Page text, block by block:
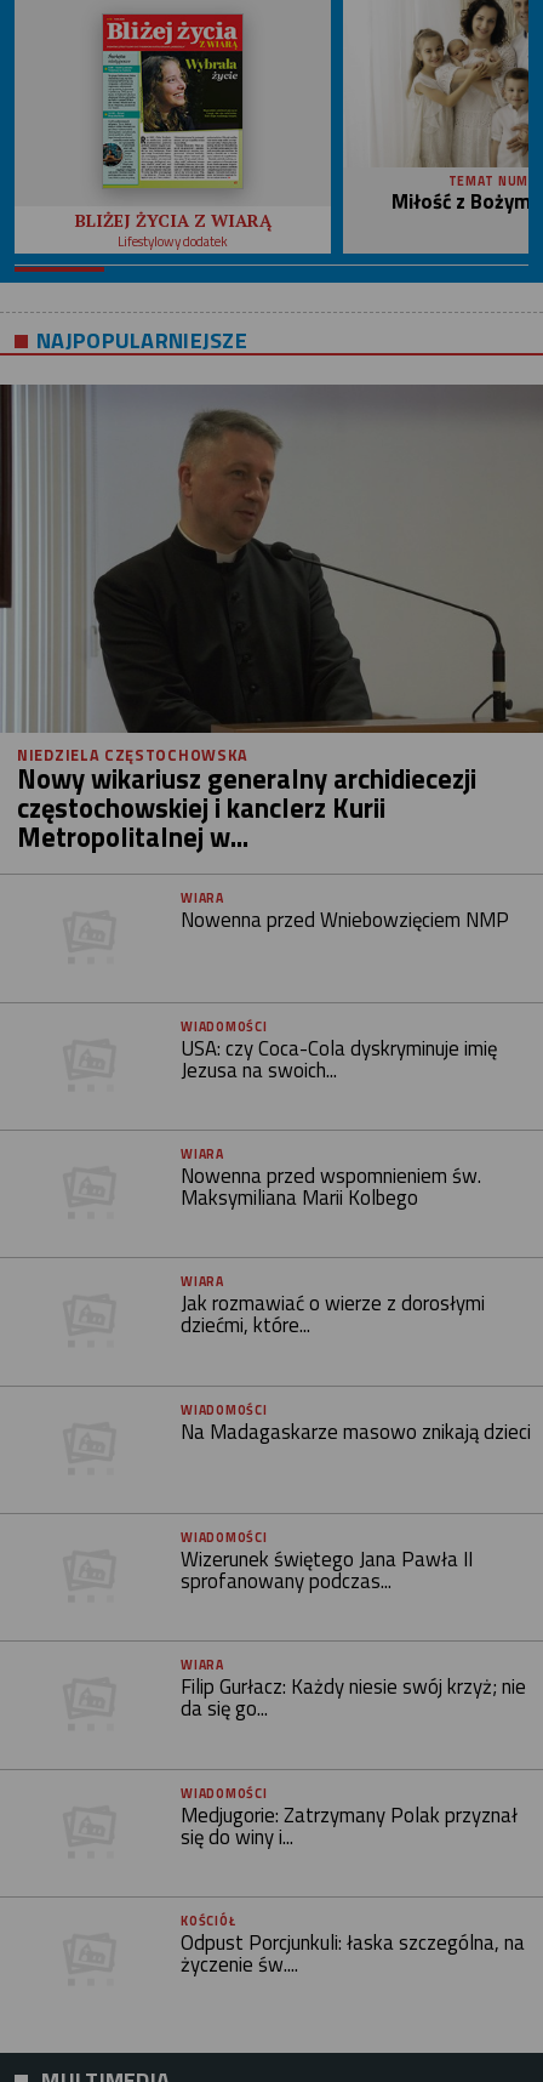
BLIŻEJ ŻYCIA Z WIARĄ
Lifestylowy dodatek
TEMAT
Miłość z
NAJPOPULARNIEJSZE
NIEDZIELA CZĘSTOCHOWSKA
Nowy wikariusz generalny archidiecezji
częstochowskiej i kanclerz Kurii
Metropolitalnej w...
WIARA
Nowenna przed Wniebowzięciem NMP
WIADOMOŚCI
USA: czy Coca-Cola dyskryminuje imię
Jezusa na swoich...
WIARA
Nowenna przed wspomnieniem św.
Maksymiliana Marii Kolbego
WIARA
Jak rozmawiać o wierze z dorosłymi
dziećmi, które...
WIADOMOŚCI
Na Madagaskarze masowo znikają dzieci
WIADOMOŚCI
Wizerunek świętego Jana Pawła II
sprofanowany podczas...
WIARA
Filip Gurłacz: Każdy niesie swój krzyż; nie
da się go...
WIADOMOŚCI
Medjugorie: Zatrzymany Polak przyznał
się do winy i...
KOŚCIÓŁ
Odpust Porcjunkuli: łaska szczególna, na
życzenie św....